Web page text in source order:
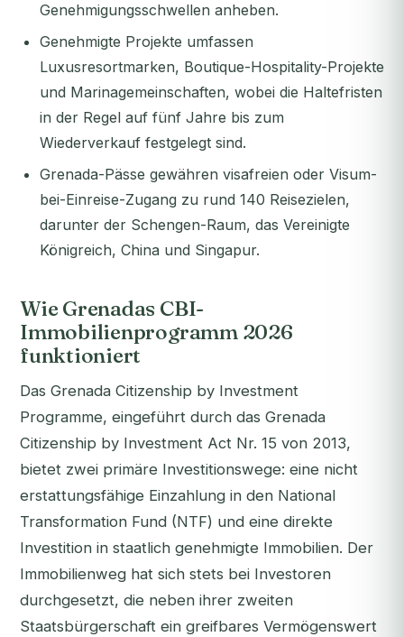
Genehmigungsschwellen anheben.
Genehmigte Projekte umfassen
Luxusresortmarken, Boutique-Hospitality-Projekte
und Marinagemeinschaften, wobei die Haltefristen
in der Regel auf fünf Jahre bis zum
Wiederverkauf festgelegt sind.
Grenada-Pässe gewähren visafreien oder Visum-
bei-Einreise-Zugang zu rund 140 Reisezielen,
darunter der Schengen-Raum, das Vereinigte
Königreich, China und Singapur.
Wie Grenadas CBI-
Immobilienprogramm 2026
funktioniert
Das Grenada Citizenship by Investment
Programme, eingeführt durch das Grenada
Citizenship by Investment Act Nr. 15 von 2013,
bietet zwei primäre Investitionswege: eine nicht
erstattungsfähige Einzahlung in den National
Transformation Fund (NTF) und eine direkte
Investition in staatlich genehmigte Immobilien. Der
Immobilienweg hat sich stets bei Investoren
durchgesetzt, die neben ihrer zweiten
Staatsbürgerschaft ein greifbares Vermögenswert